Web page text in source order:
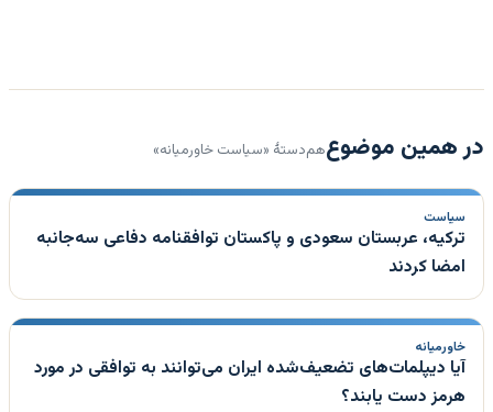
در همین موضوعهم‌دستهٔ «سیاست خاورمیانه»
سیاست
ترکیه، عربستان سعودی و پاکستان توافقنامه دفاعی سه‌جانبه
امضا کردند
خاورمیانه
آیا دیپلمات‌های تضعیف‌شده ایران می‌توانند به توافقی در مورد
هرمز دست یابند؟